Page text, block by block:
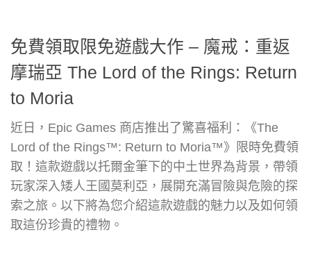
免費領取限免遊戲大作 – 魔戒：重返
摩瑞亞 The Lord of the Rings: Return
to Moria
近日，Epic Games 商店推出了驚喜福利：《The
Lord of the Rings™: Return to Moria™》限時免費領
取！這款遊戲以托爾金筆下的中土世界為背景，帶領
玩家深入矮人王國莫利亞，展開充滿冒險與危險的探
索之旅。以下將為您介紹這款遊戲的魅力以及如何領
取這份珍貴的禮物。